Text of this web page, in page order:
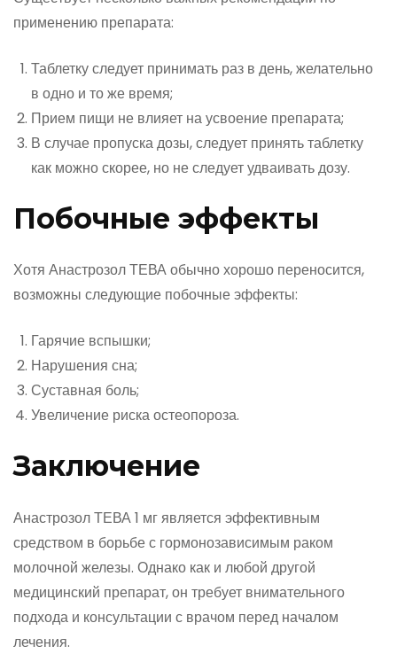
применению препарата:
Таблетку следует принимать раз в день, желательно
в одно и то же время;
Прием пищи не влияет на усвоение препарата;
В случае пропуска дозы, следует принять таблетку
как можно скорее, но не следует удваивать дозу.
Побочные эффекты
Хотя Анастрозол ТЕВА обычно хорошо переносится,
возможны следующие побочные эффекты:
Гарячие вспышки;
Нарушения сна;
Суставная боль;
Увеличение риска остеопороза.
Заключение
Анастрозол ТЕВА 1 мг является эффективным
средством в борьбе с гормонозависимым раком
молочной железы. Однако как и любой другой
медицинский препарат, он требует внимательного
подхода и консультации с врачом перед началом
лечения.